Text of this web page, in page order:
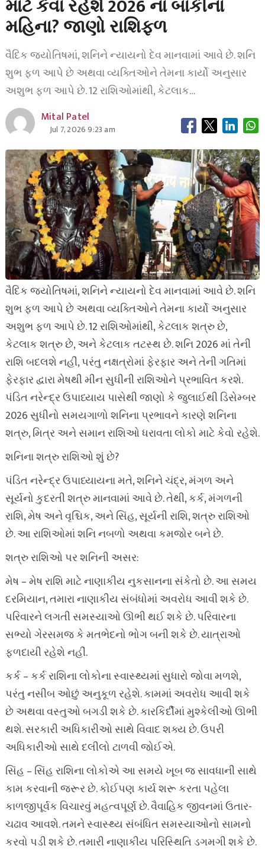
માટે કેવા રહેશે 2026 ના બાકીના
મહિના? જાણો રાશિફળ
વૈદિક જ્યોતિષમાં, શનિને ન્યાયનો દેવ માનવામાં આવે છે. શનિ
શુભ ફળ આપે છે અથવા વ્યક્તિઓને તેમના કાર્યો અનુસાર
અશુભ ફળ આપે છે. 12 રાશિઓમાંથી, કેટલાક…
Mital Patel
Jul 7, 2026 9:23 am
વૈદિક જ્યોતિષમાં, શનિને ન્યાયનો દેવ માનવામાં આવે છે. શનિ
શુભ ફળ આપે છે અથવા વ્યક્તિઓને તેમના કાર્યો અનુસાર
અશુભ ફળ આપે છે. 12 રાશિઓમાંથી, કેટલાક શત્રુ છે,
કેટલાક શત્રુ છે, અને કેટલાક તટસ્થ છે. શનિ 2026 માં તેની
રાશિ બદલશે નહીં, પરંતુ નક્ષત્રોમાં ફેરફાર અને તેની ગતિમાં
ફેરફાર દ્વારા મેષથી મીન સુધીની રાશિઓને પ્રભાવિત કરશે.
પંડિત નરેન્દ્ર ઉપાધ્યાય પાસેથી જાણો કે જુલાઈથી ડિસેમ્બર
2026 સુધીનો સમયગાળો શનિના પ્રભાવને કારણે શનિના
શત્રુ, મિત્ર અને સમાન રાશિઓ ધરાવતા લોકો માટે કેવો રહેશે.
શનિના શત્રુ રાશિઓ શું છે?
પંડિત નરેન્દ્ર ઉપાધ્યાયના મતે, શનિને ચંદ્ર, મંગળ અને
સૂર્યનો કુદરતી શત્રુ માનવામાં આવે છે. તેથી, કર્ક, મંગળની
રાશિ, મેષ અને વૃશ્ચિક, અને સિંહ, સૂર્યની રાશિ, શત્રુ રાશિઓ
છે. આ રાશિઓમાં શનિ નબળો અથવા કમજોર બને છે.
શત્રુ રાશિઓ પર શનિની અસર:
મેષ – મેષ રાશિ માટે નાણાકીય નુકસાનના સંકેતો છે. આ સમય
દરમિયાન, તમારા નાણાકીય સંબંધોમાં અવરોધ આવી શકે છે.
પરિવારને લગતી સમસ્યાઓ ઊભી થઈ શકે છે. પરિવારના
સભ્યો ગેરસમજ કે મતભેદનો ભોગ બની શકે છે. યાત્રાઓ
ફળદાયી રહેશે નહીં.
કર્ક – કર્ક રાશિના લોકોના સ્વાસ્થ્યમાં સુધારો જોવા મળશે,
પરંતુ નસીબ ઓછું અનુકૂળ રહેશે. કામમાં અવરોધ આવી શકે
છે અથવા વસ્તુઓ બગડી શકે છે. કારકિર્દીમાં મુશ્કેલીઓ ઊભી
થશે. સરકારી અધિકારીઓ સાથે વિવાદ શક્ય છે. ઉપરી
અધિકારીઓ સાથે દલીલો ટાળવી જોઈએ.
સિંહ – સિંહ રાશિના લોકોએ આ સમયે ખૂબ જ સાવધાની સાથે
કામ કરવાની જરૂર છે. કોઈપણ કાર્ય શરૂ કરતા પહેલા
કાળજીપૂર્વક વિચારવું મહત્વપૂર્ણ છે. વૈવાહિક જીવનમાં ઉતાર-
ચઢાવ આવશે. તમને સ્વાસ્થ્ય સંબંધિત સમસ્યાઓનો સામનો
કરવો પડી શકે છે. તમારી નાણાકીય પરિસ્થિતિ ડગમગી શકે છે.